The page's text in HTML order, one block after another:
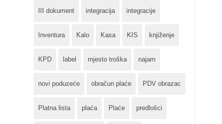
III dokument integracija integracije
Inventura Kalo Kasa KIS knjiženje
KPD label mjesto troška najam
novi poduzeće obračun plaće PDV obrazac
Platna lista plaća Plaće predlošci